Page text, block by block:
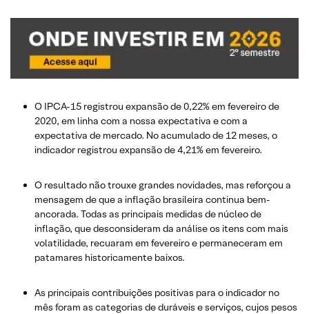
O IPCA-15 registrou expansão de 0,22% em fevereiro de
2020, em linha com a nossa expectativa e com a
expectativa de mercado. No acumulado de 12 meses, o
indicador registrou expansão de 4,21% em fevereiro.
O resultado não trouxe grandes novidades, mas reforçou a
mensagem de que a inflação brasileira continua bem-
ancorada. Todas as principais medidas de núcleo de
inflação, que desconsideram da análise os itens com mais
volatilidade, recuaram em fevereiro e permaneceram em
patamares historicamente baixos.
As principais contribuições positivas para o indicador no
mês foram as categorias de duráveis e serviços, cujos pesos